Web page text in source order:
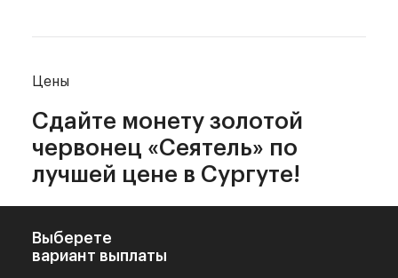
Цены
Сдайте монету золотой
червонец «Сеятель» по
лучшей цене в Сургуте!
Выберете
вариант выплаты